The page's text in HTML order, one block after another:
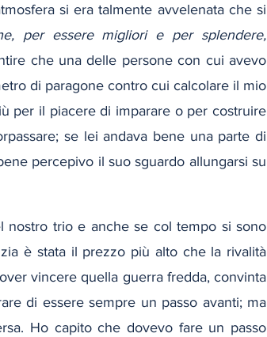
si era talmente avvelenata che si
per essere migliori e per splendere,
che una delle persone con cui avevo
di paragone contro cui calcolare il mio
per il piacere di imparare o per costruire
se lei andava bene una parte di
percepivo il suo sguardo allungarsi su
nostro trio e anche se col tempo si sono
è stata il prezzo più alto che la rivalità
vincere quella guerra fredda, convinta
di essere sempre un passo avanti; ma
Ho capito che dovevo fare un passo